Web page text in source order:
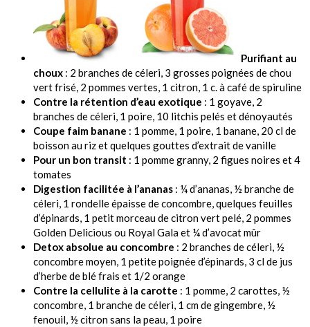
Purifiant au
choux : 2 branches de céleri, 3 grosses poignées de chou
vert frisé, 2 pommes vertes, 1 citron, 1 c. à café de spiruline
Contre la rétention d’eau exotique : 1 goyave, 2
branches de céleri, 1 poire, 10 litchis pelés et dénoyautés
Coupe faim banane : 1 pomme, 1 poire, 1 banane, 20 cl de
boisson au riz et quelques gouttes d’extrait de vanille
Pour un bon transit : 1 pomme granny, 2 figues noires et 4
tomates
Digestion facilitée à l’ananas : ¼ d’ananas, ½ branche de
céleri, 1 rondelle épaisse de concombre, quelques feuilles
d’épinards, 1 petit morceau de citron vert pelé, 2 pommes
Golden Delicious ou Royal Gala et ¼ d’avocat mûr
Detox absolue au concombre : 2 branches de céleri, ½
concombre moyen, 1 petite poignée d’épinards, 3 cl de jus
d’herbe de blé frais et 1/2 orange
Contre la cellulite à la carotte : 1 pomme, 2 carottes, ½
concombre, 1 branche de céleri, 1 cm de gingembre, ½
fenouil, ½ citron sans la peau, 1 poire